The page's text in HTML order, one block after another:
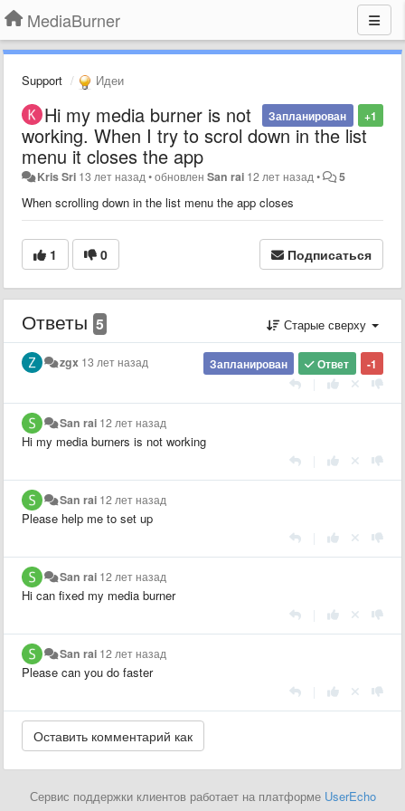
MediaBurner
Support Идеи
+1
Запланирован
Hi my media burner is not
working. When I try to scrol down in the list
menu it closes the app
Kris Sri 13 лет назад •обновленSan rai 12 лет назад • 5
When scrolling down in the list menu the app closes
1 0 Подписаться
Ответы 5 Старые сверху
-1
Ответ
Запланирован
zgx 13 лет назад
San rai 12 лет назад
Hi my media burners is not working
San rai 12 лет назад
Please help me to set up
San rai 12 лет назад
Hi can fixed my media burner
San rai 12 лет назад
Please can you do faster
Сервис поддержки клиентов работает на платформе UserEcho